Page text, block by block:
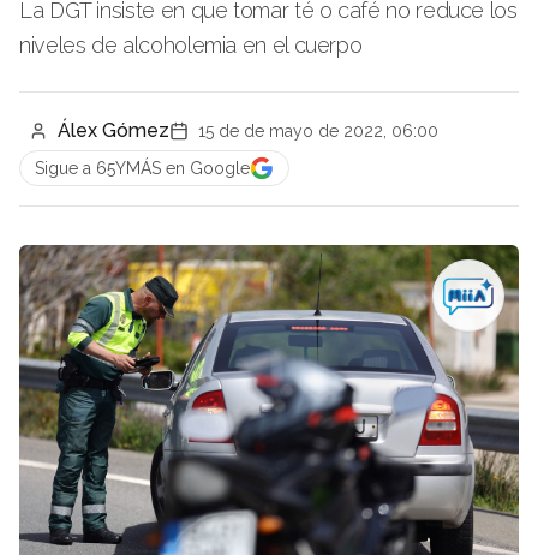
La DGT insiste en que tomar té o café no reduce los
niveles de alcoholemia en el cuerpo
Álex Gómez
15 de de mayo de 2022, 06:00
Sigue a 65YMÁS en Google